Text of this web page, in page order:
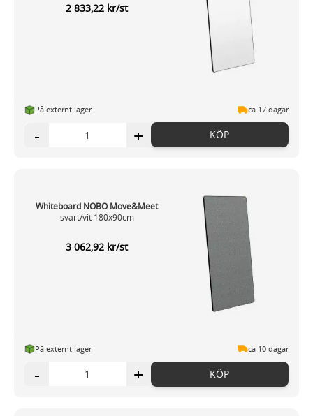
2 833,22 kr/st
På externt lager ca 17 dagar
- + KÖP
Whiteboard NOBO Move&Meet
svart/vit 180x90cm
3 062,92 kr/st
På externt lager ca 10 dagar
- + KÖP